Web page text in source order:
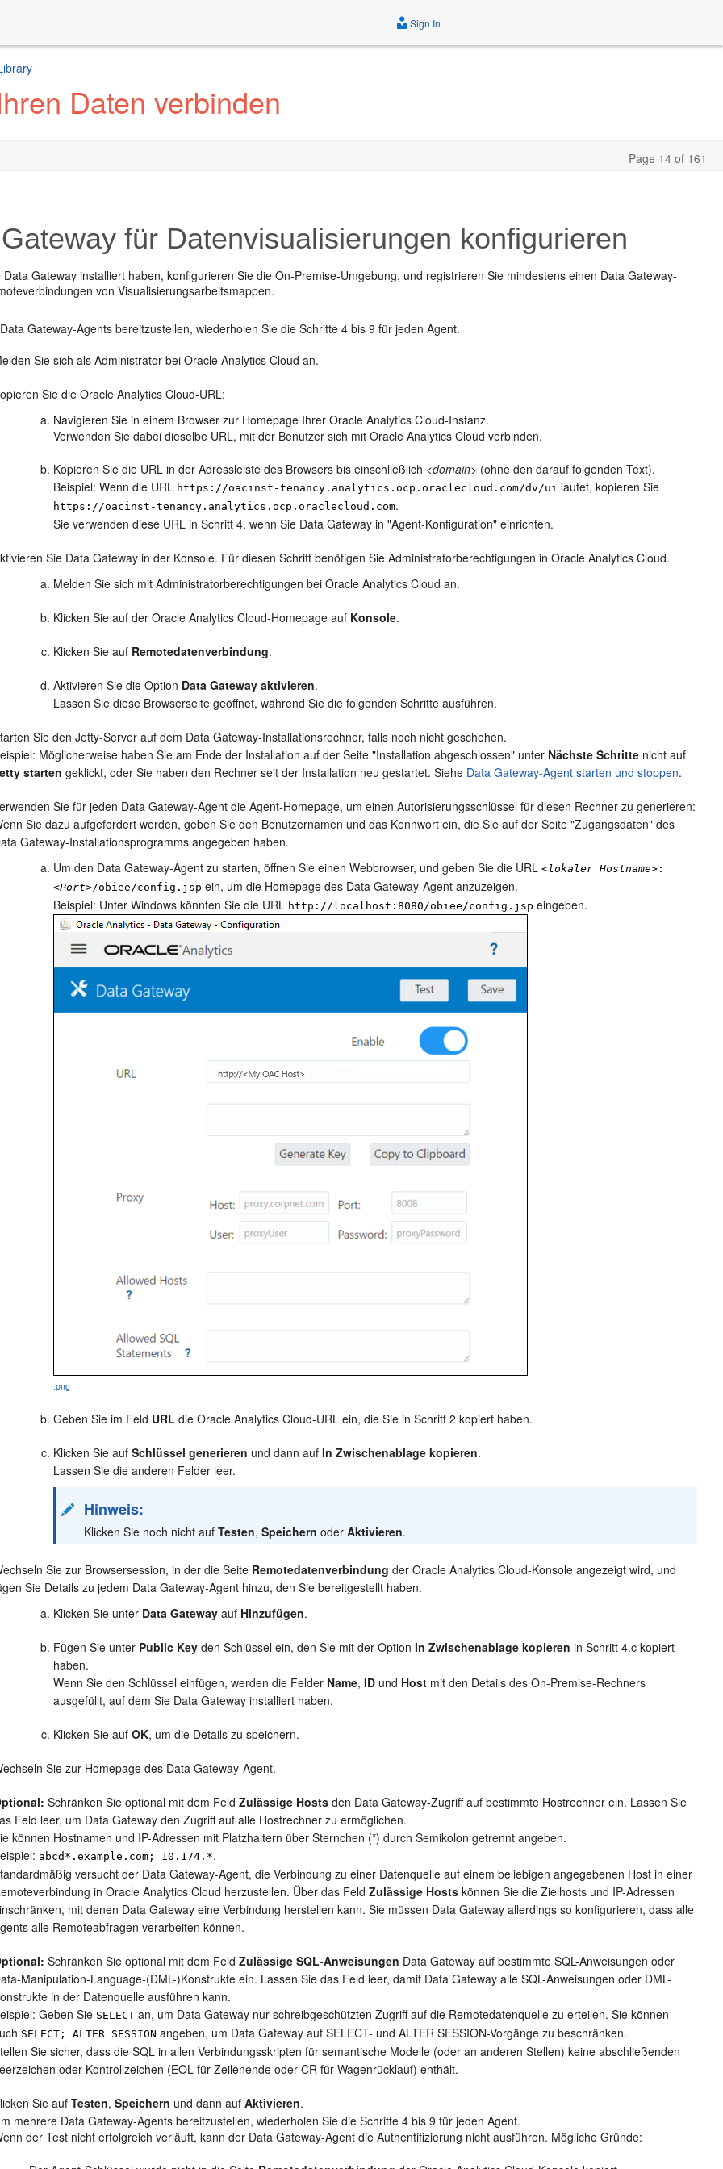
Sign In
Daten verbinden
Page 14 of 161
für Datenvisualisierungen konfigurieren
Data Gateway installiert haben, konfigurieren Sie die On-Premise-Umgebung, und registrieren Sie mindestens einen Data Gateway-
von Visualisierungsarbeitsmappen.
Gateway-Agents bereitzustellen, wiederholen Sie die Schritte 4 bis 9 für jeden Agent.
Sie sich als Administrator bei Oracle Analytics Cloud an.
Sie die Oracle Analytics Cloud-URL:
Navigieren Sie in einem Browser zur Homepage Ihrer Oracle Analytics Cloud-Instanz.
Verwenden Sie dabei dieselbe URL, mit der Benutzer sich mit Oracle Analytics Cloud verbinden.
Kopieren Sie die URL in der Adressleiste des Browsers bis einschließlich <domain> (ohne den darauf folgenden Text).
Beispiel: Wenn die URL https://oacinst-tenancy.analytics.ocp.oraclecloud.com/dv/ui lautet, kopieren Sie
https://oacinst-tenancy.analytics.ocp.oraclecloud.com.
Sie verwenden diese URL in Schritt 4, wenn Sie Data Gateway in "Agent-Konfiguration" einrichten.
Sie Data Gateway in der Konsole. Für diesen Schritt benötigen Sie Administratorberechtigungen in Oracle Analytics Cloud.
Melden Sie sich mit Administratorberechtigungen bei Oracle Analytics Cloud an.
Klicken Sie auf der Oracle Analytics Cloud-Homepage auf Konsole.
Klicken Sie auf Remotedatenverbindung.
Aktivieren Sie die Option Data Gateway aktivieren.
Lassen Sie diese Browserseite geöffnet, während Sie die folgenden Schritte ausführen.
Sie den Jetty-Server auf dem Data Gateway-Installationsrechner, falls noch nicht geschehen.
Möglicherweise haben Sie am Ende der Installation auf der Seite "Installation abgeschlossen" unter Nächste Schritte nicht auf
starten geklickt, oder Sie haben den Rechner seit der Installation neu gestartet. Siehe Data Gateway-Agent starten und stoppen.
Sie für jeden Data Gateway-Agent die Agent-Homepage, um einen Autorisierungsschlüssel für diesen Rechner zu generieren:
Sie dazu aufgefordert werden, geben Sie den Benutzernamen und das Kennwort ein, die Sie auf der Seite "Zugangsdaten" des
Gateway-Installationsprogramms angegeben haben.
Um den Data Gateway-Agent zu starten, öffnen Sie einen Webbrowser, und geben Sie die URL<lokaler Hostname>:
<Port>/obiee/config.jsp ein, um die Homepage des Data Gateway-Agent anzuzeigen.
Beispiel: Unter Windows könnten Sie die URL http://localhost:8080/obiee/config.jsp eingeben.
.png
Geben Sie im Feld URL die Oracle Analytics Cloud-URL ein, die Sie in Schritt 2 kopiert haben.
Klicken Sie aufSchlüssel generieren und dann aufIn Zwischenablage kopieren.
Lassen Sie die anderen Felder leer.
Hinweis:
Klicken Sie noch nicht aufTesten,Speichern oderAktivieren.
Sie zur Browsersession, in der die Seite Remotedatenverbindung der Oracle Analytics Cloud-Konsole angezeigt wird, und
Sie Details zu jedem Data Gateway-Agent hinzu, den Sie bereitgestellt haben.
Klicken Sie unter Data Gateway auf Hinzufügen.
Fügen Sie unter Public Key den Schlüssel ein, den Sie mit der OptionIn Zwischenablage kopieren in Schritt 4.c kopiert
haben.
Wenn Sie den Schlüssel einfügen, werden die Felder Name,ID und Host mit den Details des On-Premise-Rechners
ausgefüllt, auf dem Sie Data Gateway installiert haben.
Klicken Sie aufOK, um die Details zu speichern.
Sie zur Homepage des Data Gateway-Agent.
Schränken Sie optional mit dem FeldZulässige Hosts den Data Gateway-Zugriff auf bestimmte Hostrechner ein. Lassen Sie
Feld leer, um Data Gateway den Zugriff auf alle Hostrechner zu ermöglichen.
können Hostnamen und IP-Adressen mit Platzhaltern über Sternchen (*) durch Semikolon getrennt angeben.
abcd*.example.com; 10.174.*.
versucht der Data Gateway-Agent, die Verbindung zu einer Datenquelle auf einem beliebigen angegebenen Host in einer
in Oracle Analytics Cloud herzustellen. Über das FeldZulässige Hosts können Sie die Zielhosts und IP-Adressen
mit denen Data Gateway eine Verbindung herstellen kann. Sie müssen Data Gateway allerdings so konfigurieren, dass alle
alle Remoteabfragen verarbeiten können.
Schränken Sie optional mit dem FeldZulässige SQL-Anweisungen Data Gateway auf bestimmte SQL-Anweisungen oder
Manipulation-Language-(DML-)Konstrukte ein. Lassen Sie das Feld leer, damit Data Gateway alle SQL-Anweisungen oder DML-
in der Datenquelle ausführen kann.
Geben Sie SELECT an, um Data Gateway nur schreibgeschützten Zugriff auf die Remotedatenquelle zu erteilen. Sie können
SELECT; ALTER SESSION angeben, um Data Gateway auf SELECT- und ALTER SESSION-Vorgänge zu beschränken.
Sie sicher, dass die SQL in allen Verbindungsskripten für semantische Modelle (oder an anderen Stellen) keine abschließenden
oder Kontrollzeichen (EOL für Zeilenende oder CR für Wagenrücklauf) enthält.
Sie aufTesten,Speichern und dann aufAktivieren.
mehrere Data Gateway-Agents bereitzustellen, wiederholen Sie die Schritte 4 bis 9 für jeden Agent.
der Test nicht erfolgreich verläuft, kann der Data Gateway-Agent die Authentifizierung nicht ausführen. Mögliche Gründe: